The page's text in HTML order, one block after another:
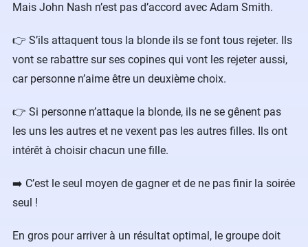
Mais John Nash n’est pas d’accord avec Adam Smith.
👉 S’ils attaquent tous la blonde ils se font tous rejeter. Ils
vont se rabattre sur ses copines qui vont les rejeter aussi,
car personne n’aime être un deuxième choix.
👉 Si personne n’attaque la blonde, ils ne se gênent pas
les uns les autres et ne vexent pas les autres filles. Ils ont
intérêt à choisir chacun une fille.
➡️ C’est le seul moyen de gagner et de ne pas finir la soirée
seul !
En gros pour arriver à un résultat optimal, le groupe doit